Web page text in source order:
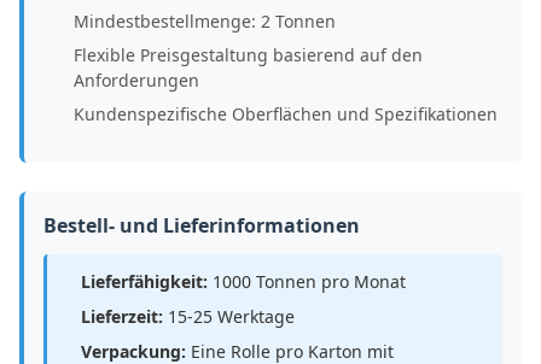
Mindestbestellmenge: 2 Tonnen
Flexible Preisgestaltung basierend auf den
Anforderungen
Kundenspezifische Oberflächen und Spezifikationen
Bestell- und Lieferinformationen
Lieferfähigkeit: 1000 Tonnen pro Monat
Lieferzeit: 15-25 Werktage
Verpackung: Eine Rolle pro Karton mit